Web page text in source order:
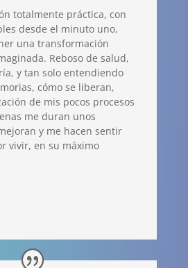
totalmente práctica, con
desde el minuto uno,
una transformación
Reboso de salud,
y tan solo entendiendo
cómo se liberan,
de mis pocos procesos
me duran unos
y me hacen sentir
vivir, en su máximo